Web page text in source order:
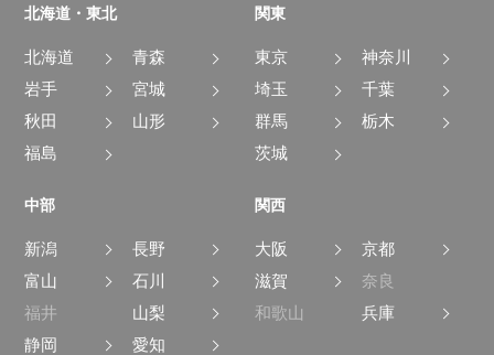
北海道・東北
北海道
青森
岩手
宮城
秋田
山形
福島
関東
東京
神奈川
埼玉
千葉
群馬
栃木
茨城
中部
新潟
長野
富山
石川
福井
山梨
静岡
愛知
関西
大阪
京都
滋賀
奈良
和歌山
兵庫